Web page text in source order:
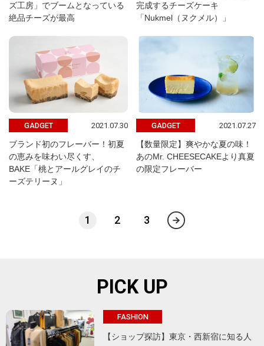
ズ工房」でブームとなっている
絶品チーズが最高
完成するチーズケーキ
「Nukmel（ヌクメル）」
GADGET 2021.07.30
ブランド初のフレーバー！初夏
の恵みを味わい尽くす、
BAKE「桃とアールグレイのチ
ーズテリーヌ」
GADGET 2021.07.27
【数量限定】爽やかな夏の味！
あのMr. CHEESECAKEより真夏
の限定フレーバー
1 2 3
PICK UP
FASHION
【ショップ探訪】東京・西新宿に知る人